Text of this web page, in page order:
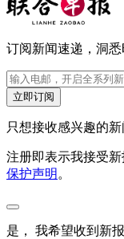
订阅新闻速递，洞悉
立即订阅
只想接收感兴趣的
注册即表示我接受
保护声明。
是， 我希望收到新